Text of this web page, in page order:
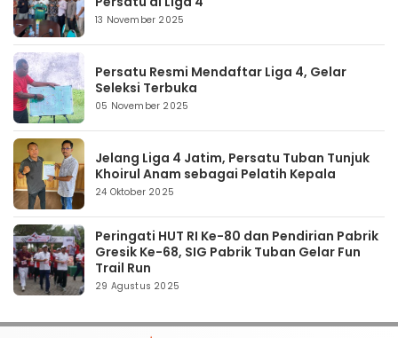
13 November 2025
Persatu Resmi Mendaftar Liga 4, Gelar
Seleksi Terbuka
05 November 2025
Jelang Liga 4 Jatim, Persatu Tuban Tunjuk
Khoirul Anam sebagai Pelatih Kepala
24 Oktober 2025
Peringati HUT RI Ke-80 dan Pendirian Pabrik
Gresik Ke-68, SIG Pabrik Tuban Gelar Fun
Trail Run
29 Agustus 2025